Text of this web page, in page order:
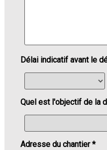
Délai indicatif avant le
Quel est l'objectif de la
Adresse du chantier *